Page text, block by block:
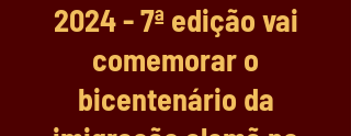
2024 - 7ª edição vai
comemorar o
bicentenário da